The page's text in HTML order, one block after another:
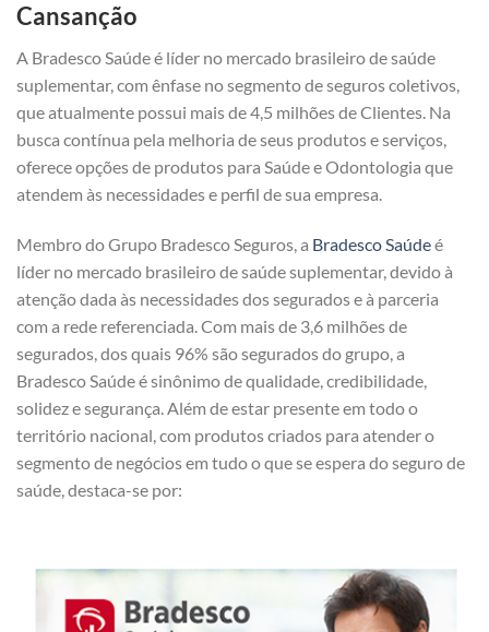
Cansanção
A Bradesco Saúde é líder no mercado brasileiro de saúde
suplementar, com ênfase no segmento de seguros coletivos,
que atualmente possui mais de 4,5 milhões de Clientes. Na
busca contínua pela melhoria de seus produtos e serviços,
oferece opções de produtos para Saúde e Odontologia que
atendem às necessidades e perfil de sua empresa.
Membro do Grupo Bradesco Seguros, a Bradesco Saúdeé
líder no mercado brasileiro de saúde suplementar, devido à
atenção dada às necessidades dos segurados e à parceria
com a rede referenciada. Com mais de 3,6 milhões de
segurados, dos quais 96% são segurados do grupo, a
Bradesco Saúde é sinônimo de qualidade, credibilidade,
solidez e segurança. Além de estar presente em todo o
território nacional, com produtos criados para atender o
segmento de negócios em tudo o que se espera do seguro de
saúde, destaca-se por: